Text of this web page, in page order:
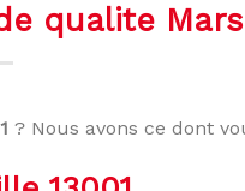
qualite
? Nous avons ce dont